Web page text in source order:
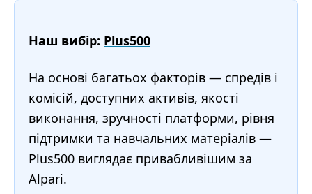
Наш вибір: Plus500
На основі багатьох факторів — спредів і
комісій, доступних активів, якості
виконання, зручності платформи, рівня
підтримки та навчальних матеріалів —
Plus500 виглядає привабливішим за
Alpari.